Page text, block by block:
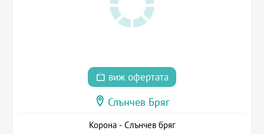
виж офертата
Слънчев Бряг
Корона - Слънчев бряг